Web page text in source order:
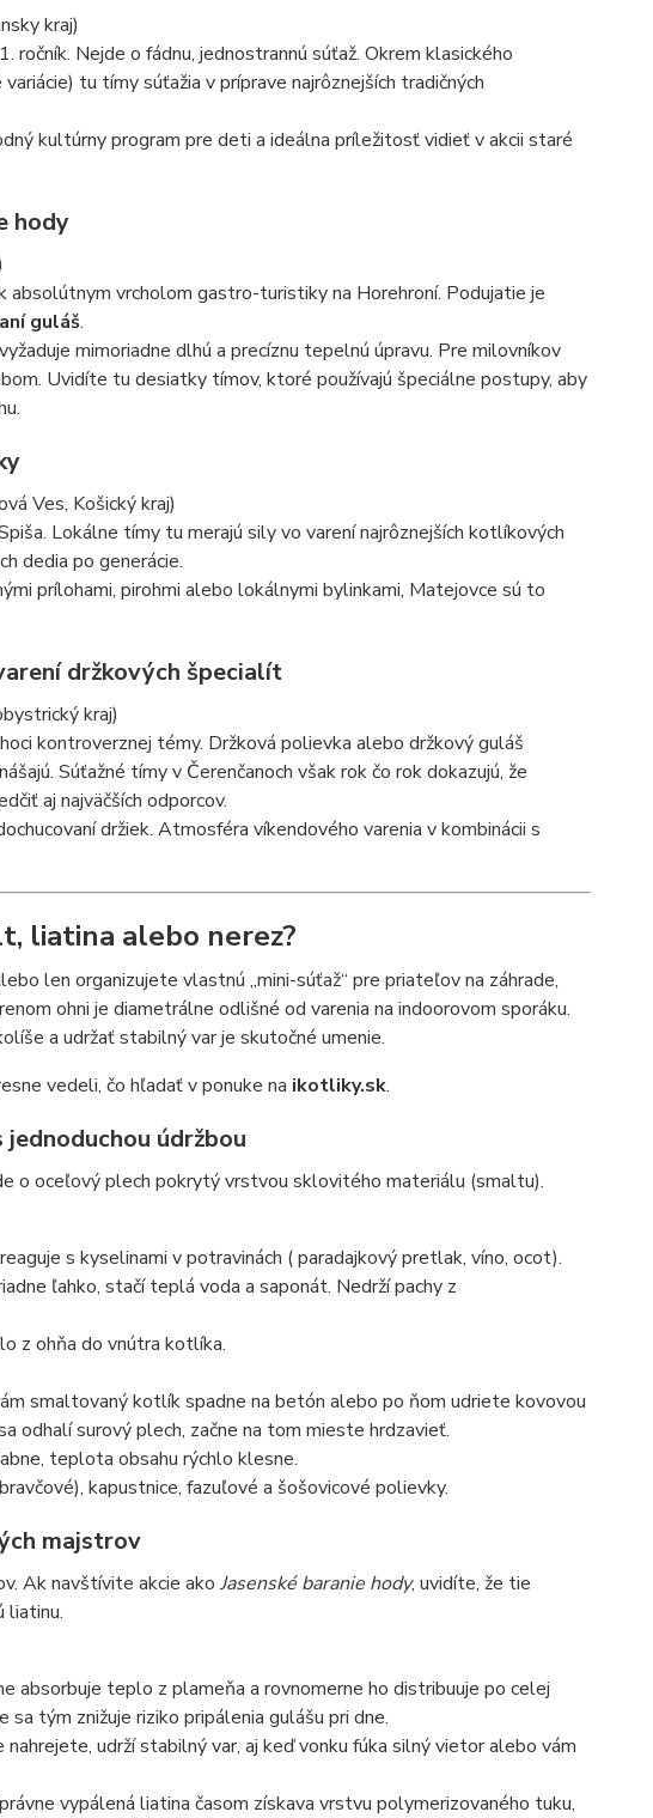
kraj)
ročník. Nejde o fádnu, jednostrannú súťaž. Okrem klasického
tu tímy súťažia v príprave najrôznejších tradičných
kultúrny program pre deti a ideálna príležitosť vidieť v akcii staré
hody
absolútnym vrcholom gastro-turistiky na Horehroní. Podujatie je
guláš.
mimoriadne dlhú a precíznu tepelnú úpravu. Pre milovníkov
Uvidíte tu desiatky tímov, ktoré používajú špeciálne postupy, aby
Ves, Košický kraj)
Lokálne tímy tu merajú sily vo varení najrôznejších kotlíkových
dedia po generácie.
prílohami, pirohmi alebo lokálnymi bylinkami, Matejovce sú to
držkových špecialít
kraj)
kontroverznej témy. Držková polievka alebo držkový guláš
Súťažné tímy v Čerenčanoch však rok čo rok dokazujú, že
aj najväčších odporcov.
držiek. Atmosféra víkendového varenia v kombinácii s
liatina alebo nerez?
len organizujete vlastnú „mini-súťaž“ pre priateľov na záhrade,
ohni je diametrálne odlišné od varenia na indoorovom sporáku.
a udržať stabilný var je skutočné umenie.
vedeli, čo hľadať v ponuke na ikotliky.sk.
údržbou
o oceľový plech pokrytý vrstvou sklovitého materiálu (smaltu).
s kyselinami v potravinách ( paradajkový pretlak, víno, ocot).
ľahko, stačí teplá voda a saponát. Nedrží pachy z
z ohňa do vnútra kotlíka.
smaltovaný kotlík spadne na betón alebo po ňom udriete kovovou
odhalí surový plech, začne na tom mieste hrdzavieť.
teplota obsahu rýchlo klesne.
kapustnice, fazuľové a šošovicové polievky.
majstrov
Ak navštívite akcie ako Jasenské baranie hody, uvidíte, že tie
liatinu.
absorbuje teplo z plameňa a rovnomerne ho distribuuje po celej
sa tým znižuje riziko pripálenia gulášu pri dne.
udrží stabilný var, aj keď vonku fúka silný vietor alebo vám
vypálená liatina časom získava vrstvu polymerizovaného tuku,